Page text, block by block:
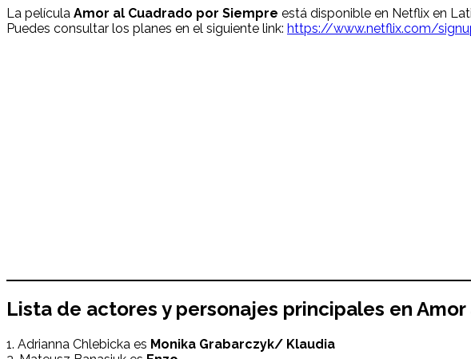
La película Amor al Cuadrado por Siempre está disponible en Netflix en
Puedes consultar los planes en el siguiente link: https://www.netflix.com/
Lista de actores y personajes principales en
1. Adrianna Chlebicka es Monika Grabarczyk/ Klaudia